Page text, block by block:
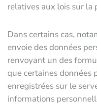
relatives aux lois sur la
Dans certains cas,
envoie des données
renvoyant un des
que certaines données
enregistrées sur le
informations